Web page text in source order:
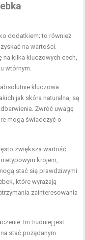
dodatkiem; to również
na wartości.
na kilka kluczowych cech,
wtórnym.
kluczowa.
jak skóra naturalna, są
Zwróć uwagę
mogą świadczyć o
zwiększa wartość
krojem,
stać się prawdziwymi
które wyrażają
zainteresowania
Im trudniej jest
stać pożądanym